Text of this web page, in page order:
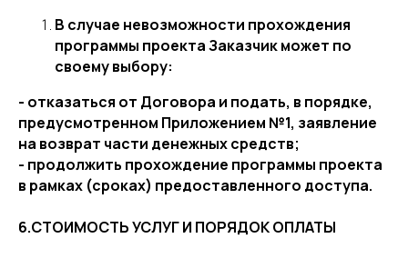
В случае невозможности прохождения
программы проекта Заказчик может по
своему выбору:
- отказаться от Договора и подать, в порядке,
предусмотренном Приложением №1, заявление
на возврат части денежных средств;
- продолжить прохождение программы проекта
в рамках (сроках) предоставленного доступа.
6.СТОИМОСТЬ УСЛУГ И ПОРЯДОК ОПЛАТЫ